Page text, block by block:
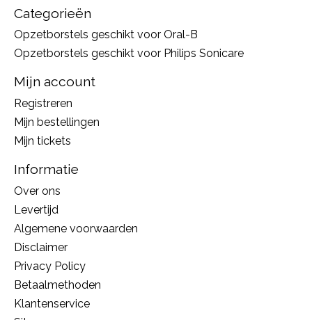
Categorieën
Opzetborstels geschikt voor Oral-B
Opzetborstels geschikt voor Philips Sonicare
Mijn account
Registreren
Mijn bestellingen
Mijn tickets
Informatie
Over ons
Levertijd
Algemene voorwaarden
Disclaimer
Privacy Policy
Betaalmethoden
Klantenservice